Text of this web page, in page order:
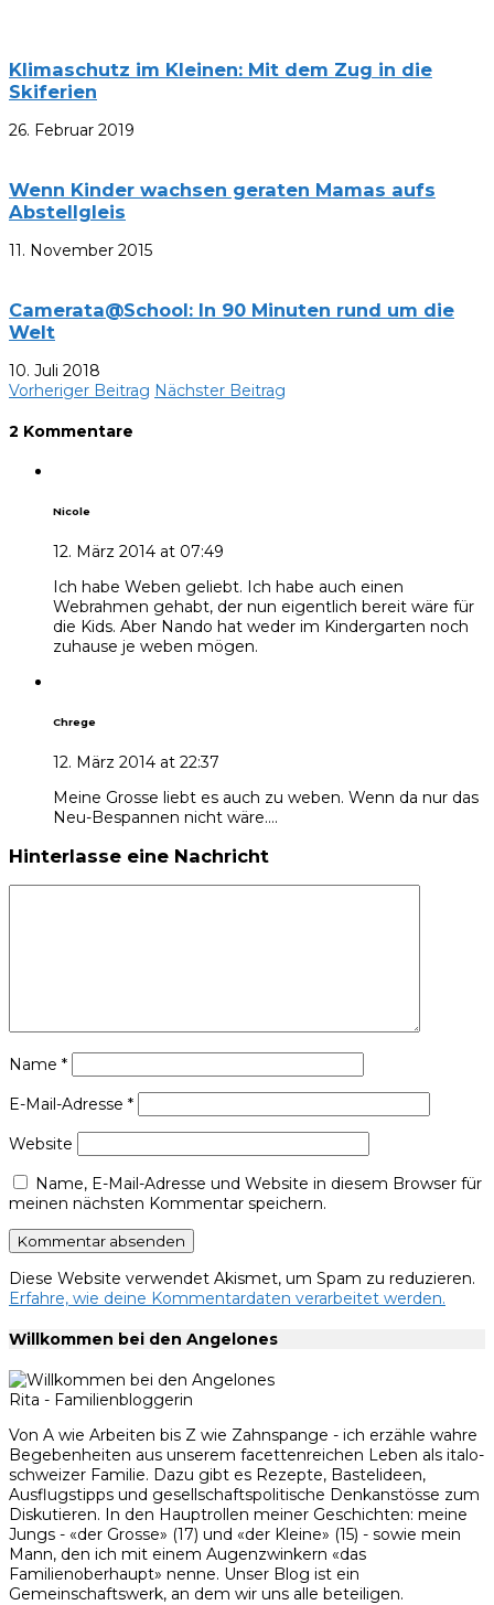
Klimaschutz im Kleinen: Mit dem Zug in die
Skiferien
26. Februar 2019
Wenn Kinder wachsen geraten Mamas aufs
Abstellgleis
11. November 2015
Camerata@School: In 90 Minuten rund um die
Welt
10. Juli 2018
Vorheriger Beitrag Nächster Beitrag
2 Kommentare
Nicole
12. März 2014 at 07:49
Ich habe Weben geliebt. Ich habe auch einen
Webrahmen gehabt, der nun eigentlich bereit wäre für
die Kids. Aber Nando hat weder im Kindergarten noch
zuhause je weben mögen.
Chrege
12. März 2014 at 22:37
Meine Grosse liebt es auch zu weben. Wenn da nur das
Neu-Bespannen nicht wäre….
Hinterlasse eine Nachricht
Name *
E-Mail-Adresse *
Website
Name, E-Mail-Adresse und Website in diesem Browser für
meinen nächsten Kommentar speichern.
Diese Website verwendet Akismet, um Spam zu reduzieren.
Erfahre, wie deine Kommentardaten verarbeitet werden.
Willkommen bei den Angelones
Rita - Familienbloggerin
Von A wie Arbeiten bis Z wie Zahnspange - ich erzähle wahre
Begebenheiten aus unserem facettenreichen Leben als italo-
schweizer Familie. Dazu gibt es Rezepte, Bastelideen,
Ausflugstipps und gesellschaftspolitische Denkanstösse zum
Diskutieren. In den Hauptrollen meiner Geschichten: meine
Jungs - «der Grosse» (17) und «der Kleine» (15) - sowie mein
Mann, den ich mit einem Augenzwinkern «das
Familienoberhaupt» nenne. Unser Blog ist ein
Gemeinschaftswerk, an dem wir uns alle beteiligen.